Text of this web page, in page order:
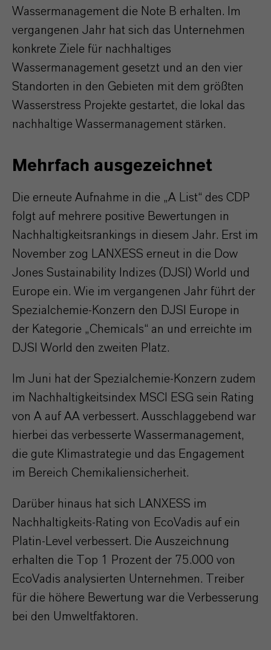
Wassermanagement die Note B erhalten. Im
vergangenen Jahr hat sich das Unternehmen
konkrete Ziele für nachhaltiges
Wassermanagement gesetzt und an den vier
Standorten in den Gebieten mit dem größten
Wasserstress Projekte gestartet, die lokal das
nachhaltige Wassermanagement stärken.
Mehrfach ausgezeichnet
Die erneute Aufnahme in die „A List“ des CDP
folgt auf mehrere positive Bewertungen in
Nachhaltigkeitsrankings in diesem Jahr. Erst im
November zog LANXESS erneut in die Dow
Jones Sustainability Indizes (DJSI) World und
Europe ein. Wie im vergangenen Jahr führt der
Spezialchemie-Konzern den DJSI Europe in
der Kategorie „Chemicals“ an und erreichte im
DJSI World den zweiten Platz.
Im Juni hat der Spezialchemie-Konzern zudem
im Nachhaltigkeitsindex MSCI ESG sein Rating
von A auf AA verbessert. Ausschlaggebend war
hierbei das verbesserte Wassermanagement,
die gute Klimastrategie und das Engagement
im Bereich Chemikaliensicherheit.
Darüber hinaus hat sich LANXESS im
Nachhaltigkeits-Rating von EcoVadis auf ein
Platin-Level verbessert. Die Auszeichnung
erhalten die Top 1 Prozent der 75.000 von
EcoVadis analysierten Unternehmen. Treiber
für die höhere Bewertung war die Verbesserung
bei den Umweltfaktoren.